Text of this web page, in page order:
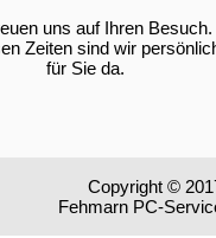
uns auf Ihren Besuch.
Zeiten sind wir
für Sie da.
Copyright ©
Fehmarn PC-